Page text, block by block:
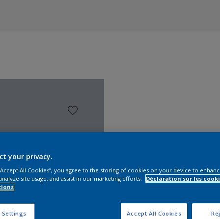
Trouver
your privacy.
All Cookies”, you agree to the storing of cookies on your device to
site usage, and assist in our marketing efforts.
Déclaration sur les
Settings Accept All Cookies